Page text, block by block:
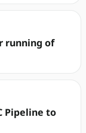
running of
Pipeline to